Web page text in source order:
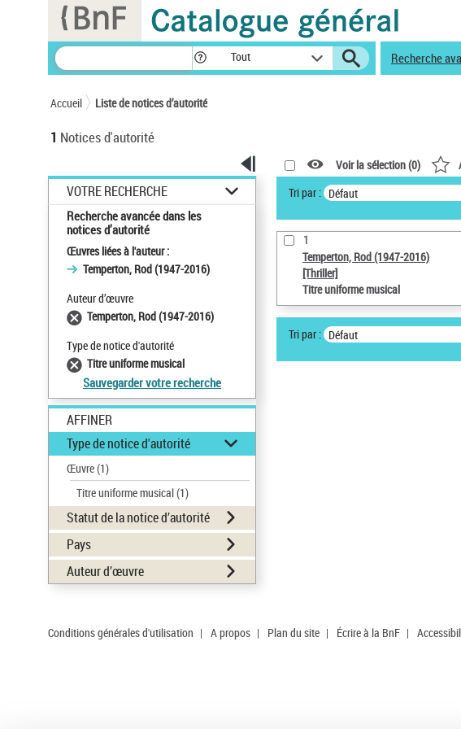
Tout Recherche
Accueil Liste de notices d’autorité
1 Notices d'autorité
VOTRE RECHERCHE
Recherche avancée dans les
notices d’autorité
Œuvres liées à l'auteur :
Temperton, Rod (1947-2016)
Auteur d’œuvre
Temperton, Rod (1947-2016)
Type de notice d'autorité
Titre uniforme musical
Sauvegarder votre recherche
AFFINER
Type de notice d'autorité
Œuvre(1)
Titre uniforme musical(1)
Statut de la notice d’autorité
Pays
Auteur d’œuvre
Voir la sélection (0)
Tri par : Défaut
1
Temperton, Rod (1947-2016)
[Thriller]
Titre uniforme musical
Tri par : Défaut
Conditions générales d'utilisation | A propos | Plan du site | Écrire à la BnF |
Panneau de gestion des cookies